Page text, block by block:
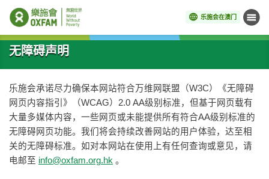
乐施会在澳门 菜单
开始主要内容
无障碍声明
乐施会承诺尽力确保本网站符合万维网联盟（W3C）《无障碍
网页内容指引》（WCAG）2.0 AA级别标准，但基于网页载有
大量多媒体内容，一些网页或未能提供所有符合AA级别标准的
无障碍网页功能。我们将会持续改善网站的用户体验，达至相
关的无障碍标准。如对本网站在使用上有任何查询或意见，请
电邮至 info@oxfam.org.hk 。